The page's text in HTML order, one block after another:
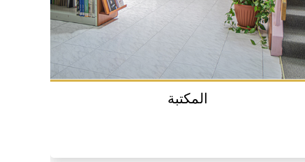
المكتبة
مجمع القاسمي للغة العربية